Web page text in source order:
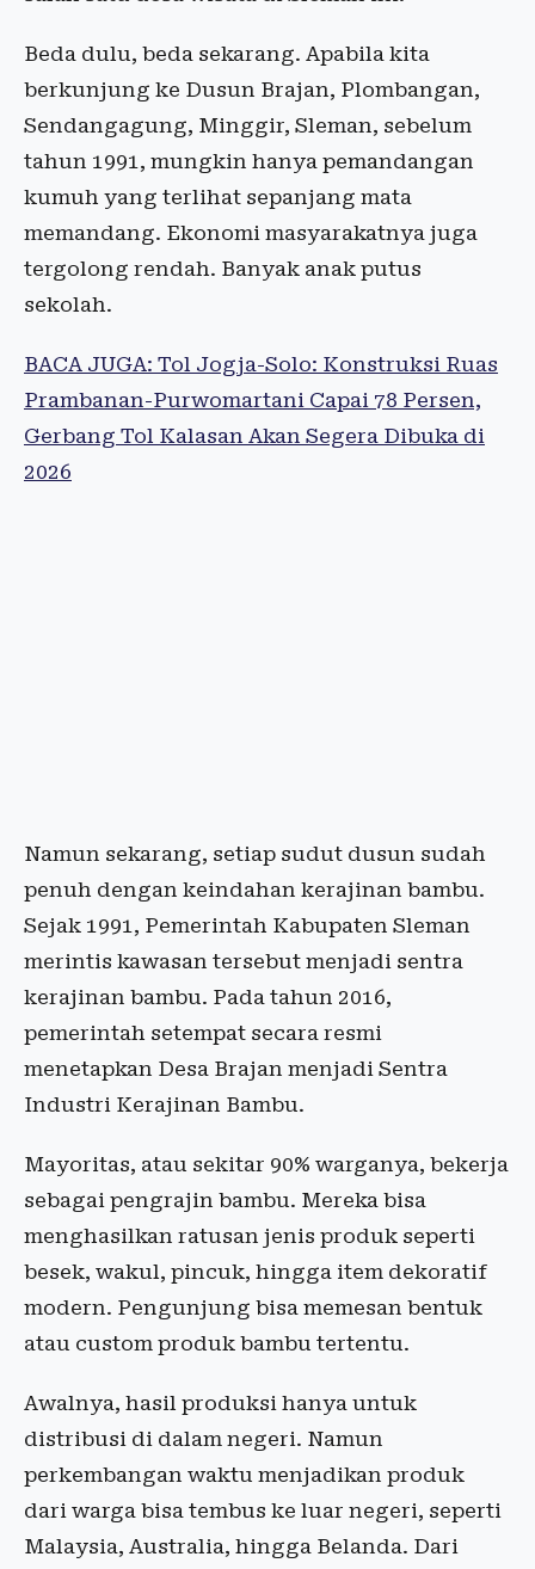
Beda dulu, beda sekarang. Apabila kita
berkunjung ke Dusun Brajan, Plombangan,
Sendangagung, Minggir, Sleman, sebelum
tahun 1991, mungkin hanya pemandangan
kumuh yang terlihat sepanjang mata
memandang. Ekonomi masyarakatnya juga
tergolong rendah. Banyak anak putus
sekolah.
BACA JUGA: Tol Jogja-Solo: Konstruksi Ruas
Prambanan-Purwomartani Capai 78 Persen,
Gerbang Tol Kalasan Akan Segera Dibuka di
2026
Namun sekarang, setiap sudut dusun sudah
penuh dengan keindahan kerajinan bambu.
Sejak 1991, Pemerintah Kabupaten Sleman
merintis kawasan tersebut menjadi sentra
kerajinan bambu. Pada tahun 2016,
pemerintah setempat secara resmi
menetapkan Desa Brajan menjadi Sentra
Industri Kerajinan Bambu.
Mayoritas, atau sekitar 90% warganya, bekerja
sebagai pengrajin bambu. Mereka bisa
menghasilkan ratusan jenis produk seperti
besek, wakul, pincuk, hingga item dekoratif
modern. Pengunjung bisa memesan bentuk
atau custom produk bambu tertentu.
Awalnya, hasil produksi hanya untuk
distribusi di dalam negeri. Namun
perkembangan waktu menjadikan produk
dari warga bisa tembus ke luar negeri, seperti
Malaysia, Australia, hingga Belanda. Dari